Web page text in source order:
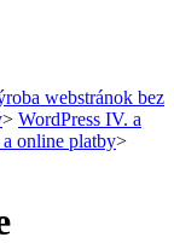
webstránok bez
> WordPress IV. a
online platby>